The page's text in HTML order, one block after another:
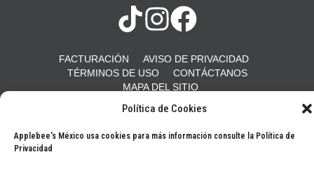
Política de Cookies
Applebee's México usa cookies para más información consulte la Política de
Privacidad
FACTURACIÓN
AVISO DE PRIVACIDAD
TÉRMINOS DE USO
CONTÁCTANOS
MAPA DEL SITIO
© 2026 Applebee's Restaurants LLC. The Applebee’s logo is a
registered trademark and copyrighted work of Applebee’s Restaurants